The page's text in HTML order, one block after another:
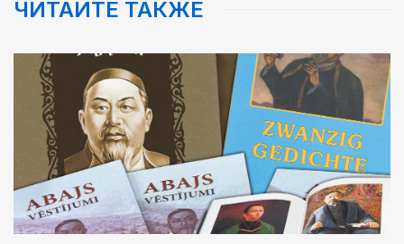
ЧИТАЙТЕ ТАКЖЕ